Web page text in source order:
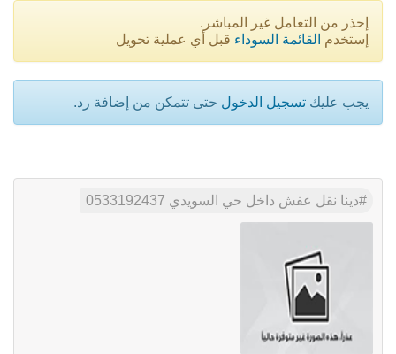
إحذر من التعامل غير المباشر.
إستخدم القائمة السوداء قبل أي عملية تحويل
يجب عليك تسجيل الدخول حتى تتمكن من إضافة رد.
دينا نقل عفش داخل حي السويدي 0533192437